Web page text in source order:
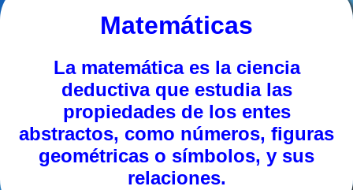
Matemáticas
La matemática es la ciencia
deductiva que estudia las
propiedades de los entes
abstractos, como números, figuras
geométricas o símbolos, y sus
relaciones.